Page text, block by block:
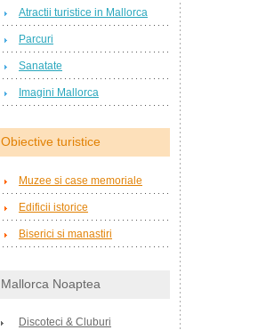
Atractii turistice in Mallorca
Parcuri
Sanatate
Imagini Mallorca
Obiective turistice
Muzee si case memoriale
Edificii istorice
Biserici si manastiri
Mallorca Noaptea
Discoteci & Cluburi